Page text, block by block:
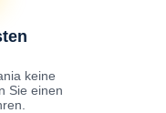
keine
Sie einen